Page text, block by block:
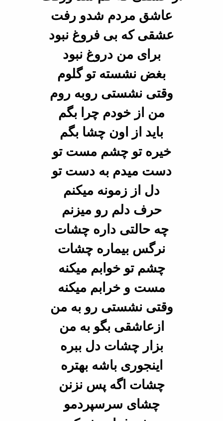
عاشق مردم شدو رفت
عشقی که بی فروغ نبود
برای من دروغ نبود
بغض نشسته تو گلوم
وقتی نشستی روبه روم
من از خودم چرا بگم
باید از اون چشا بگم
خیره تو چشم مست تو
دست میدم به دست تو
دل از زمونه میکنم
حرف دلم رو میزنم
چه حالتی داره چشات
نرگس بیماره چشات
چشم تو خوابم میکنه
مست و خرابم میکنه
وقتی نشستی رو به من
ازعاشقی بگو به من
بزار چشات دل ببره
اینجوری باشه بهتره
چشات اگه پس نزنن
چشای سرسپردمو